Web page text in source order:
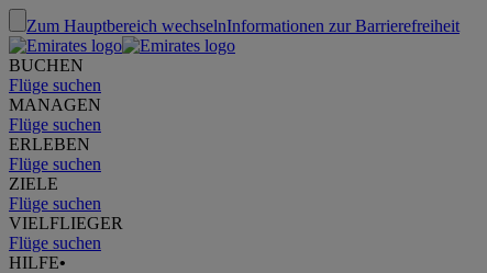
Zum Hauptbereich wechselnInformationen zur Barrierefreiheit
BUCHEN
Flüge suchen
MANAGEN
Flüge suchen
ERLEBEN
Flüge suchen
ZIELE
Flüge suchen
VIELFLIEGER
Flüge suchen
HILFE•